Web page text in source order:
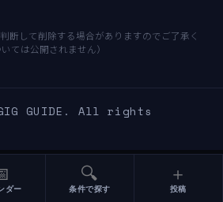
断して削除する場合がありますのでご了承く
ては公開されません）
GUIDE. All rights
ダー
🔍
条件で探す
＋
投稿